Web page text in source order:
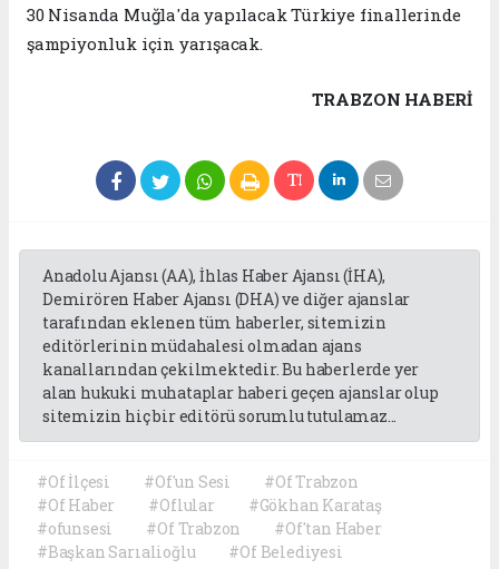
30 Nisanda Muğla'da yapılacak Türkiye finallerinde
şampiyonluk için yarışacak.
TRABZON HABERİ
Anadolu Ajansı (AA), İhlas Haber Ajansı (İHA),
Demirören Haber Ajansı (DHA) ve diğer ajanslar
tarafından eklenen tüm haberler, sitemizin
editörlerinin müdahalesi olmadan ajans
kanallarından çekilmektedir. Bu haberlerde yer
alan hukuki muhataplar haberi geçen ajanslar olup
sitemizin hiç bir editörü sorumlu tutulamaz...
#Of İlçesi #Of'un Sesi
#Of Trabzon
#Of Haber
#Oflular
#Gökhan Karataş
#ofunsesi
#Of Trabzon
#Of'tan Haber
#Başkan Sarıalioğlu
#Of Belediyesi